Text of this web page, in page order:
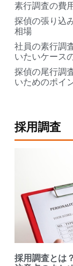
素行調査の費
探偵の張り込
相場
社員の素行調
いたいケース
探偵の尾行調
いためのポイ
採用調査
採用調査とは